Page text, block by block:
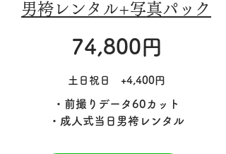
​男袴レンタル+写真パック
74,800円
土日祝日 +4,400円
・前撮りデータ60カット
・成人式当日男袴レンタル